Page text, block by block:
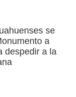
se
a
despedir a la